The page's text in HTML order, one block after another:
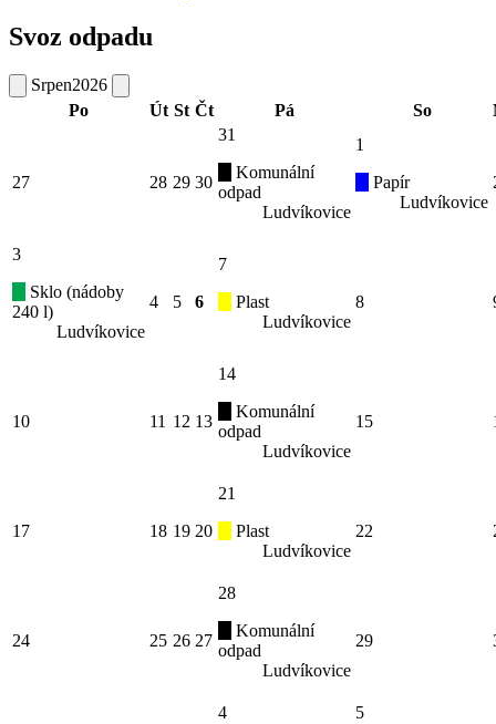
Svoz odpadu
Srpen2026
Po
Út St Čt Pá So
27 28 29 30
31
Komunální
odpad
Ludvíkovice
1
Papír
Ludvíkovice
3
Sklo (nádoby
240 l)
Ludvíkovice
4 5 6
7
Plast
Ludvíkovice
8
10 11 12 13
14
Komunální
odpad
Ludvíkovice
15
17 18 19 20
21
Plast
Ludvíkovice
22
24 25 26 27
28
Komunální
odpad
Ludvíkovice
29
4 5